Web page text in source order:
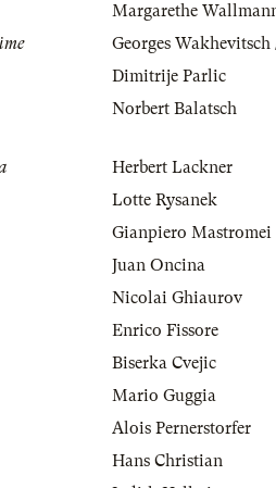
Margarethe
Georges
Dimitrije Parlic
Norbert Balatsch
Herbert Lackner
Lotte Rysanek
Gianpiero Mastromei
Juan Oncina
Nicolai Ghiaurov
Enrico Fissore
Biserka Cvejic
Mario Guggia
Alois Pernerstorfer
Hans Christian